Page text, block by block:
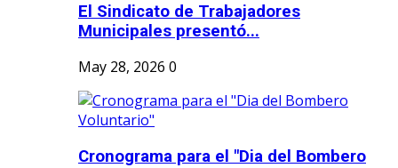
El Sindicato de Trabajadores
Municipales presentó...
May 28, 2026 0
Cronograma para el "Dia del Bombero